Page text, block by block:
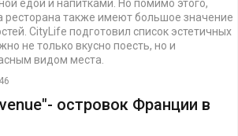
едой и напитками. Но помимо этого,
ресторана также имеют большое значение
CityLife подготовил список эстетичных
не только вкусно поесть, но и
видом места.
островок Франции в